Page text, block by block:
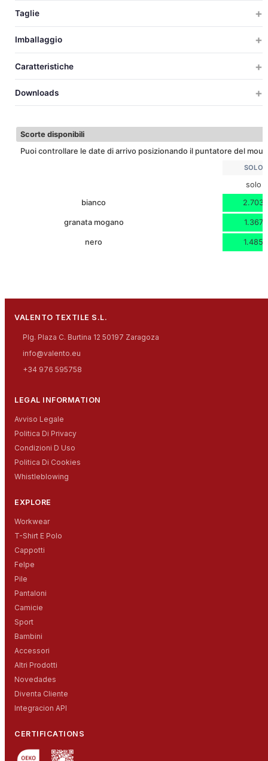
Taglie
TAGLIE SOLO
Imballaggio
Caratteristiche
Downloads
Scorte disponibili
Puoi controllare le date di arrivo posizionando il puntatore del
SOLO
solo
bianco
2.703
granata mogano 1.367
nero 1.485
VALENTO TEXTILE S.L.
Plg. Plaza C. Burtina 12 50197 Zaragoza
info@valento.eu
+34 976 595758
LEGAL INFORMATION
Avviso Legale
Politica Di Privacy
Condizioni D Uso
Politica Di Cookies
Whistleblowing
EXPLORE
Workwear
T-Shirt E Polo
Cappotti
Felpe
Pile
Pantaloni
Camicie
Sport
Bambini
Accessori
Altri Prodotti
Novedades
Diventa Cliente
Integracion API
CERTIFICATIONS